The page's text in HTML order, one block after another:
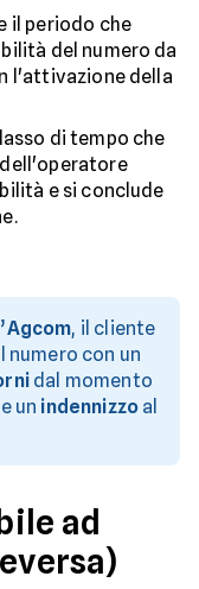
il periodo che
del numero da
l'attivazione della
di tempo che
e si conclude
Agcom, il cliente
con un
dal momento
un indennizzo al
ad